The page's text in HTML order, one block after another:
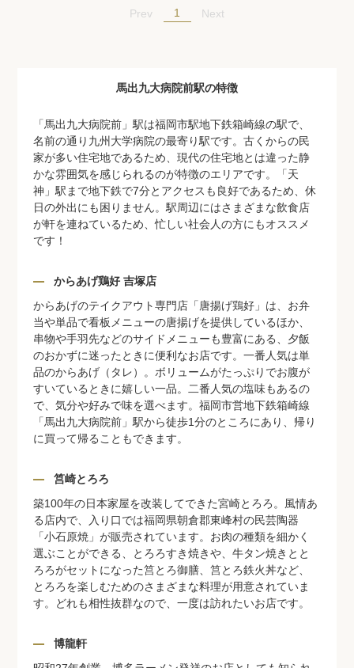
Prev 1 Next
馬出九大病院前駅の特徴
「馬出九大病院前」駅は福岡市駅地下鉄箱崎線の駅で、
名前の通り九州大学病院の最寄り駅です。古くからの民
家が多い住宅地であるため、現代の住宅地とは違った静
かな雰囲気を感じられるのが特徴のエリアです。「天
神」駅まで地下鉄で7分とアクセスも良好であるため、休
日の外出にも困りません。駅周辺にはさまざまな飲食店
が軒を連ねているため、忙しい社会人の方にもオススメ
です！
からあげ鶏好 吉塚店
からあげのテイクアウト専門店「唐揚げ鶏好」は、お弁
当や単品で看板メニューの唐揚げを提供しているほか、
串物や手羽先などのサイドメニューも豊富にある、夕飯
のおかずに迷ったときに便利なお店です。一番人気は単
品のからあげ（タレ）。ボリュームがたっぷりでお腹が
すいているときに嬉しい一品。二番人気の塩味もあるの
で、気分や好みで味を選べます。福岡市営地下鉄箱崎線
「馬出九大病院前」駅から徒歩1分のところにあり、帰り
に買って帰ることもできます。
筥崎とろろ
築100年の日本家屋を改装してできた宮崎とろろ。風情あ
る店内で、入り口では福岡県朝倉郡東峰村の民芸陶器
「小石原焼」が販売されています。お肉の種類を細かく
選ぶことができる、とろろすき焼きや、牛タン焼きとと
ろろがセットになった筥とろ御膳、筥とろ鉄火丼など、
とろろを楽しむためのさまざまな料理が用意されていま
す。どれも相性抜群なので、一度は訪れたいお店です。
博龍軒